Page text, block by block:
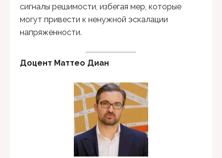
сигналы решимости, избегая мер, которые
могут привести к ненужной эскалации
напряженности.
Доцент Маттео Диан